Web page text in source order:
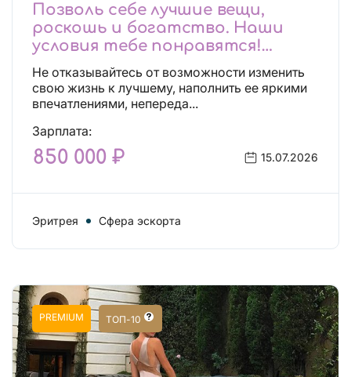
Позволь себе лучшие вещи,
роскошь и богатство. Наши
условия тебе понравятся!
Действительно отличные
условия и поддержка!
Не отказывайтесь от возможности изменить
свою жизнь к лучшему, наполнить ее яркими
впечатлениями, непереда...
Зарплата:
850 000 ₽ 15.07.2026
Эритрея Сфера эскорта
PREMIUM ТОП-10